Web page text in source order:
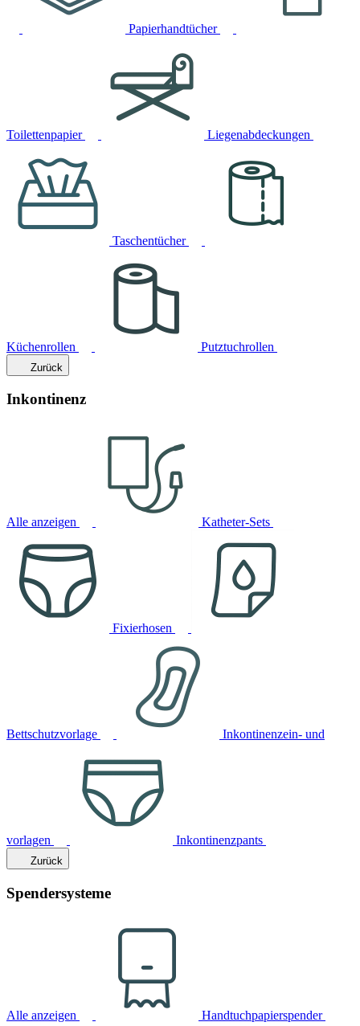
Papierhandtücher
Toilettenpapier Liegenabdeckungen
Taschentücher
Küchenrollen Putztuchrollen
Zurück
Inkontinenz
Alle anzeigen Katheter-Sets
Fixierhosen
Bettschutzvorlage Inkontinenzein- und
vorlagen Inkontinenzpants
Zurück
Spendersysteme
Alle anzeigen Handtuchpapierspender